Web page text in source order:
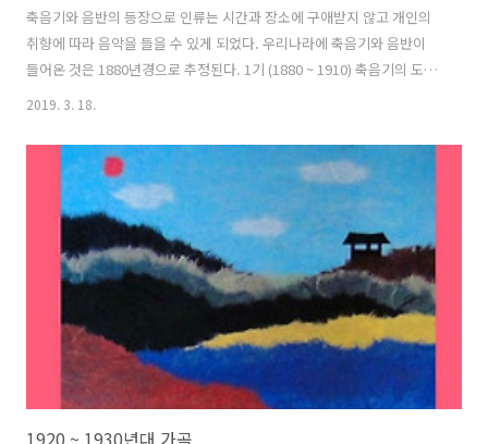
축음기와 음반의 등장으로 인류는 시간과 장소에 구애받지 않고 개인의
취향에 따라 음악을 들을 수 있게 되었다. 우리나라에 축음기와 음반이
들어온 것은 1880년경으로 추정된다. 1기 (1880 ~ 1910) 축음기의 도입
과 함께, 미국의 음반 회사가 우리나라의 전통 음악을 녹음하기 시작했
로 이민을 간 우리나라 노동자들을 대상으로 문화인류학적인 차원의 민
속조사 과정에서 이루어진 것이다. 음반이 전해오고 있지는 않지만 1899
년 가 음반으로 최초로 제작되었다는 기록이 있다. 1907년 미국의 콜롬
비아사가 1908년에는 미국의 빅터사가 우리나라 전통음악을 녹음해 판
매했다. 2기 (1910 ~1925) 음반이 뿌리를 내린 시기로 미국 회사..
2019. 3. 18.